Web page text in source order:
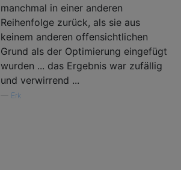
manchmal in einer anderen
Reihenfolge zurück, als sie aus
keinem anderen offensichtlichen
Grund als der Optimierung eingefügt
wurden ... das Ergebnis war zufällig
und verwirrend ...
Erk